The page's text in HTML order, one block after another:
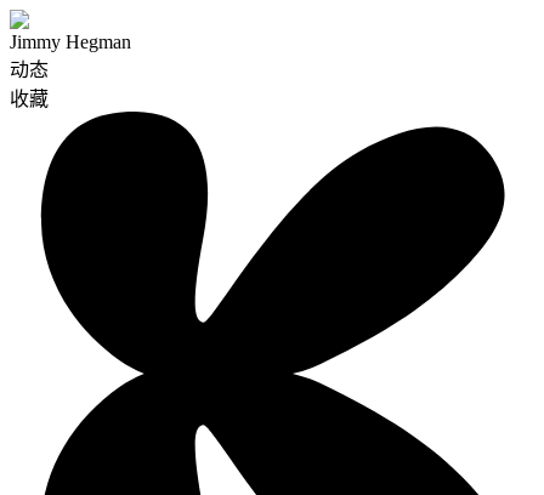
Jimmy Hegman
动态
收藏